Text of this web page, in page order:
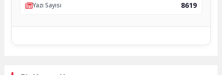
Yazı Sayısı
8619